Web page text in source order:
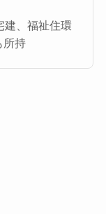
建、福祉住環
所持